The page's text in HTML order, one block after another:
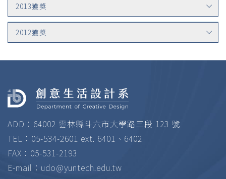
2013獲獎
2012獲獎
ADD：64002 雲林縣斗六市大學路三段 123 號
TEL：05-534-2601 ext. 6401、6402
FAX：05-531-2193
E-mail： udo@yuntech.edu.tw